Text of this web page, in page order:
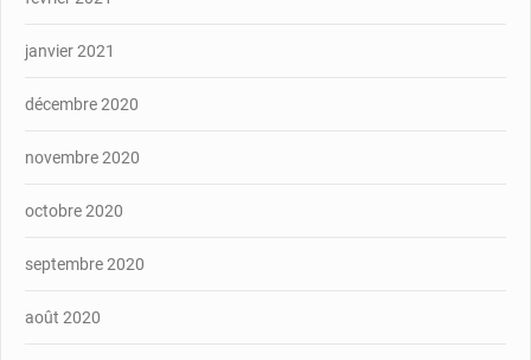
janvier 2021
décembre 2020
novembre 2020
octobre 2020
septembre 2020
août 2020